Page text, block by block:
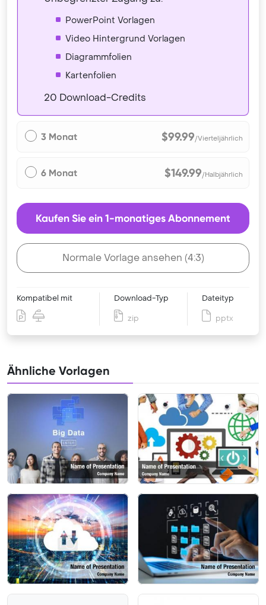
PowerPoint Vorlagen
Video Hintergrund Vorlagen
Diagrammfolien
Kartenfolien
20 Download-Credits
3 Monat $99.99/Vierteljährlich
6 Monat $149.99/Halbjährlich
Kaufen Sie ein 1-monatiges Abonnement
Normale Vorlage ansehen (4:3)
Kompatibel mit Download-Typ
zip
Dateityp
pptx
Ähnliche Vorlagen